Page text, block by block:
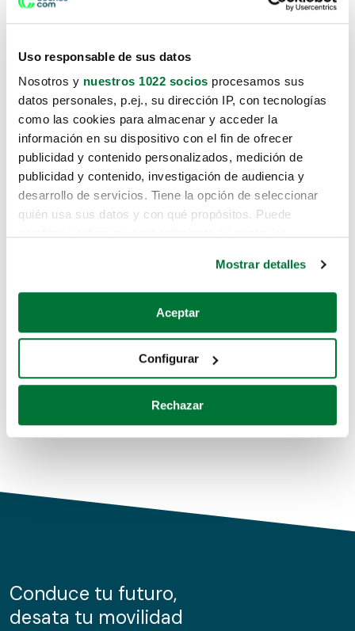
Uso responsable de sus datos
Nosotros y nuestros 1022 socios procesamos sus
datos personales, p.ej., su dirección IP, con tecnologías
como las cookies para almacenar y acceder la
información en su dispositivo con el fin de ofrecer
publicidad y contenido personalizados, medición de
publicidad y contenido, investigación de audiencia y
desarrollo de servicios. Tiene la opción de seleccionar
quién usa sus datos y con qué propósitos. Puede
Si lo permite, también quisiéramos:
Recopilar información sobre su ubicación geográfica
Identificar su dispositivo analizándolo activamente
para buscar características específicas (huellas
Obtenga más información sobre cómo se procesan sus
de cookies.
información sobre el uso que haga del sitio web con
nuestros partners de redes sociales, publicidad y análisis
Mostrar detalles
Aceptar
Configurar
Rechazar
Lo sentimos, no sabemos como
te hemos traido hasta aquí.
Pero puedes encontrar el coche que estás
buscando en alguno de estos enlaces:
Coches de segunda mano
Coches de km0
Conduce tu futuro,
desata tu movilidad